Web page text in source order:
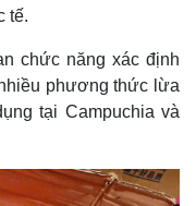
sự - Quốc phòng
tế.
chức năng xác định
phương thức lừa
tại Campuchia và